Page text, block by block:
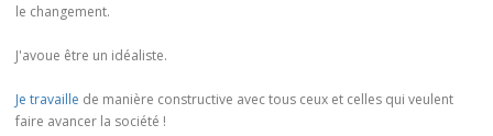
le changement.
J'avoue être un idéaliste.
Je travaille de manière constructive avec tous ceux et celles qui veulent
faire avancer la société !